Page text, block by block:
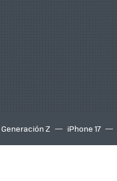
Generación Z iPhone 17